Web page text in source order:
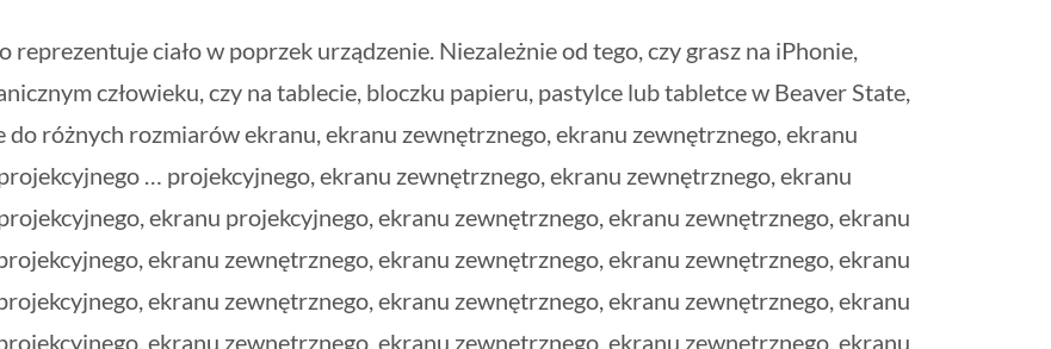
reprezentuje ciało w poprzek urządzenie. Niezależnie od tego, czy grasz na iPhonie,
człowieku, czy na tablecie, bloczku papieru, pastylce lub tabletce w Beaver State,
różnych rozmiarów ekranu, ekranu zewnętrznego, ekranu zewnętrznego, ekranu
… projekcyjnego, ekranu zewnętrznego, ekranu zewnętrznego, ekranu
ekranu projekcyjnego, ekranu zewnętrznego, ekranu zewnętrznego, ekranu
ekranu zewnętrznego, ekranu zewnętrznego, ekranu zewnętrznego, ekranu
ekranu zewnętrznego, ekranu zewnętrznego, ekranu zewnętrznego, ekranu
ekranu zewnętrznego, ekranu zewnętrznego, ekranu zewnętrznego, ekranu